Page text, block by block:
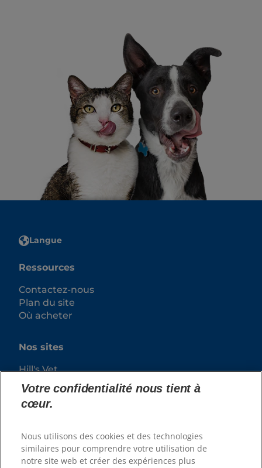
Langue
Ressources
Contactez-nous
Plan du site
Où acheter
Nos sites
Hill's Vet
Carrières
Votre confidentialité nous tient à
cœur.
Nous utilisons des cookies et des technologies
similaires pour comprendre votre utilisation de
notre site web et créer des expériences plus